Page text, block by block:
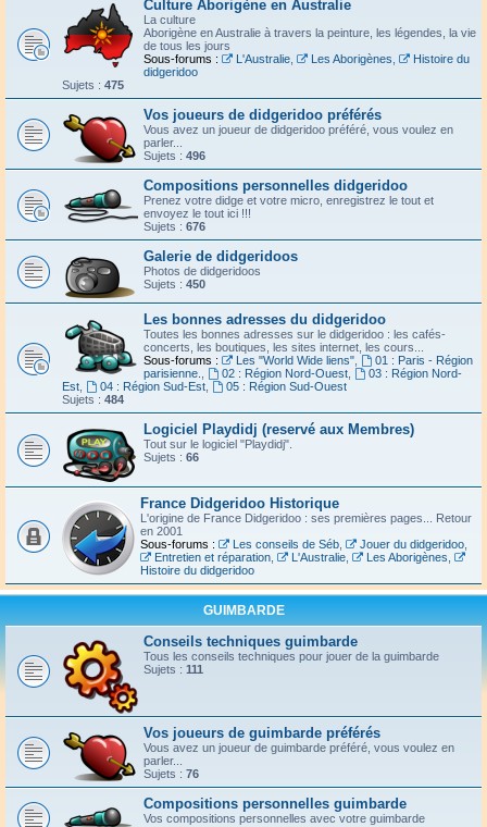
Culture Aborigène en Australie
La culture
Aborigène en Australie à travers la peinture, les légendes, la vie
de tous les jours
Sous-forums :
L'Australie, Les Aborigènes
Histoire du
didgeridoo
Sujets : 475
Vos joueurs de didgeridoo préférés
Vous avez un joueur de didgeridoo préféré, vous voulez en
parler...
Sujets : 496
Compositions personnelles didgeridoo
Prenez votre didge et votre micro, enregistrez le tout et
envoyez le tout ici !!!
Sujets : 676
Galerie de didgeridoos
Photos de didgeridoos
Sujets : 450
Les bonnes adresses du didgeridoo
Toutes les bonnes adresses sur le didgeridoo : les cafés-
concerts, les boutiques, les sites internet, les cours...
Sous-forums :
Les "World Wide liens",
01 : Paris - Région
parisienne.
02 : Région Nord-Ouest,
03 : Région Nord-
Est
04 : Région Sud-Est,
05 : Région Sud-Ouest
Sujets : 484
Logiciel Playdidj (reservé aux Membres)
Tout sur le logiciel "Playdidj".
Sujets : 66
France Didgeridoo Historique
L'origine de France Didgeridoo : ses premières pages... Retour
en 2001
Sous-forums :
Les conseils de Séb, Jouer du didgeridoo,
Entretien et réparation, L'Australie, Les Aborigènes
Histoire du didgeridoo
GUIMBARDE
Conseils techniques guimbarde
Tous les conseils techniques pour jouer de la guimbarde
Sujets : 111
Vos joueurs de guimbarde préférés
Vous avez un joueur de guimbarde préféré, vous voulez en
parler...
Sujets : 76
Compositions personnelles guimbarde
Vos compositions personnelles avec votre guimbarde